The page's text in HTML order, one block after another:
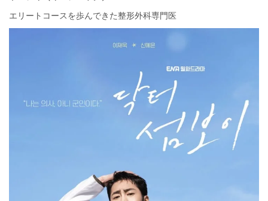
エリートコースを歩んできた整形外科専門医